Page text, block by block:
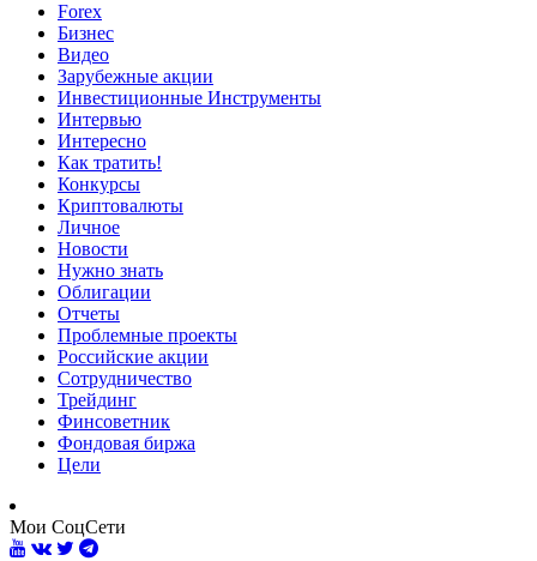
Forex
Бизнес
Видео
Зарубежные акции
Инвестиционные Инструменты
Интервью
Интересно
Как тратить!
Конкурсы
Криптовалюты
Личное
Новости
Нужно знать
Облигации
Отчеты
Проблемные проекты
Российские акции
Сотрудничество
Трейдинг
Финсоветник
Фондовая биржа
Цели
Мои СоцСети